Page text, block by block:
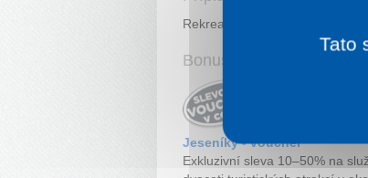
Rekreační poplatek 40 Kč /
Bonusy při objednávce
Jeseníky - voucher
Exkluzivní sleva 10–50% na
Tato